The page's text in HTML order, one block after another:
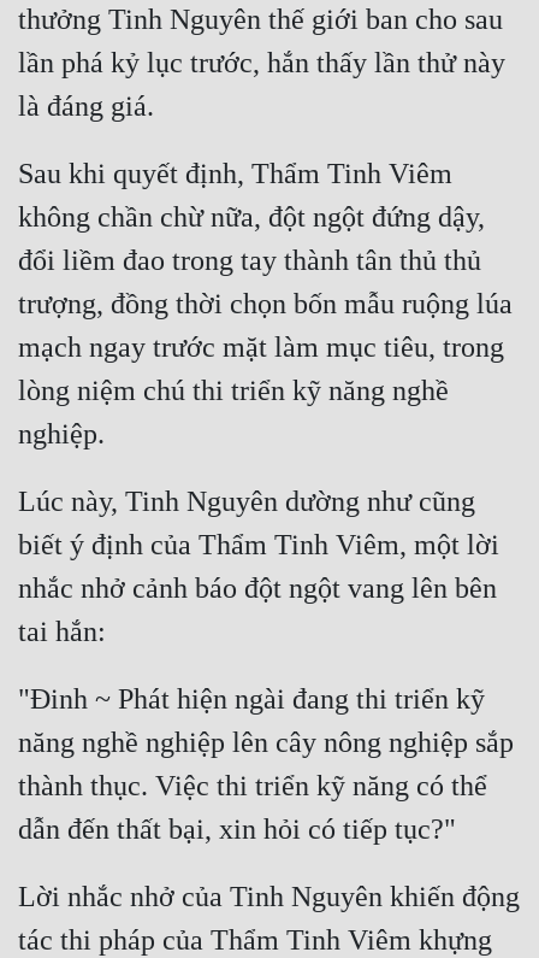
Tu Chân
Tu Tiên
Vô Địch
Võ Hiệp
Võng Du
Xuyên Không
Xuyên Nhanh
Xuyên Sách
Điền Văn
Đô Thị
Đồng Nhân
Cẩu Đạo Trường Sinh
Ngự Thú
Truyện Nam
Truyện Nữ
thưởng Tinh Nguyên thế giới ban cho sau
lần phá kỷ lục trước, hắn thấy lần thử này
Sau khi quyết định, Thẩm Tinh Viêm
không chần chừ nữa, đột ngột đứng dậy,
đổi liềm đao trong tay thành tân thủ thủ
trượng, đồng thời chọn bốn mẫu ruộng lúa
mạch ngay trước mặt làm mục tiêu, trong
lòng niệm chú thi triển kỹ năng nghề
Lúc này, Tinh Nguyên dường như cũng
biết ý định của Thẩm Tinh Viêm, một lời
nhắc nhở cảnh báo đột ngột vang lên bên
"Đinh ~ Phát hiện ngài đang thi triển kỹ
năng nghề nghiệp lên cây nông nghiệp sắp
thành thục. Việc thi triển kỹ năng có thể
Lời nhắc nhở của Tinh Nguyên khiến động
tác thi pháp của Thẩm Tinh Viêm khựng